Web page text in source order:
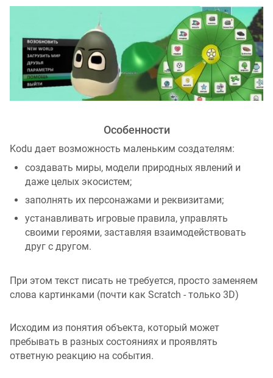
Особенности
Kodu дает возможность маленьким создателям:
создавать миры, модели природных явлений и
даже целых экосистем;
заполнять их персонажами и реквизитами;
устанавливать игровые правила, управлять
своими героями, заставляя взаимодействовать
друг с другом.
При этом текст писать не требуется, просто заменяем
слова картинками (почти как Scratch - только 3D)
Исходим из понятия объекта, который может
пребывать в разных состояниях и проявлять
ответную реакцию на события.